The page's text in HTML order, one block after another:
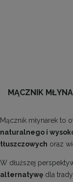
MĄCZNIK
Mącznik młynarek to
naturalnego i
tłuszczowych oraz
W dłuższej
alternatywę dla